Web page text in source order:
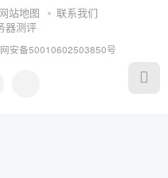
网站地图
联系我们
器测评
安备50010602503850号